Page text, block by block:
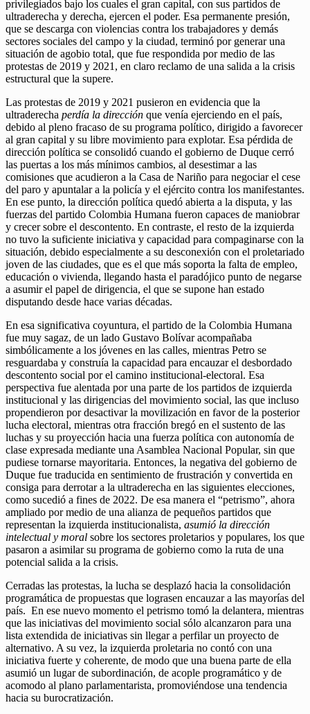
privilegiados bajo los cuales el gran capital, con sus partidos de
ultraderecha y derecha, ejercen el poder. Esa permanente presión,
que se descarga con violencias contra los trabajadores y demás
sectores sociales del campo y la ciudad, terminó por generar una
situación de agobio total, que fue respondida por medio de las
protestas de 2019 y 2021, en claro reclamo de una salida a la crisis
estructural que la supere.
Las protestas de 2019 y 2021 pusieron en evidencia que la
ultraderecha perdía la dirección que venía ejerciendo en el país,
debido al pleno fracaso de su programa político, dirigido a favorecer
al gran capital y su libre movimiento para explotar. Esa pérdida de
dirección política se consolidó cuando el gobierno de Duque cerró
las puertas a los más mínimos cambios, al desestimar a las
comisiones que acudieron a la Casa de Nariño para negociar el cese
del paro y apuntalar a la policía y el ejército contra los manifestantes.
En ese punto, la dirección política quedó abierta a la disputa, y las
fuerzas del partido Colombia Humana fueron capaces de maniobrar
y crecer sobre el descontento. En contraste, el resto de la izquierda
no tuvo la suficiente iniciativa y capacidad para compaginarse con la
situación, debido especialmente a su desconexión con el proletariado
joven de las ciudades, que es el que más soporta la falta de empleo,
educación o vivienda, llegando hasta el paradójico punto de negarse
a asumir el papel de dirigencia, el que se supone han estado
disputando desde hace varias décadas.
En esa significativa coyuntura, el partido de la Colombia Humana
fue muy sagaz, de un lado Gustavo Bolívar acompañaba
simbólicamente a los jóvenes en las calles, mientras Petro se
resguardaba y construía la capacidad para encauzar el desbordado
descontento social por el camino institucional-electoral. Esa
perspectiva fue alentada por una parte de los partidos de izquierda
institucional y las dirigencias del movimiento social, las que incluso
propendieron por desactivar la movilización en favor de la posterior
lucha electoral, mientras otra fracción bregó en el sustento de las
luchas y su proyección hacia una fuerza política con autonomía de
clase expresada mediante una Asamblea Nacional Popular, sin que
pudiese tornarse mayoritaria. Entonces, la negativa del gobierno de
Duque fue traducida en sentimiento de frustración y convertida en
consiga para derrotar a la ultraderecha en las siguientes elecciones,
como sucedió a fines de 2022. De esa manera el “petrismo”, ahora
ampliado por medio de una alianza de pequeños partidos que
representan la izquierda institucionalista, asumió la dirección
intelectual y moral sobre los sectores proletarios y populares, los que
pasaron a asimilar su programa de gobierno como la ruta de una
potencial salida a la crisis.
Cerradas las protestas, la lucha se desplazó hacia la consolidación
programática de propuestas que lograsen encauzar a las mayorías del
país. En ese nuevo momento el petrismo tomó la delantera, mientras
que las iniciativas del movimiento social sólo alcanzaron para una
lista extendida de iniciativas sin llegar a perfilar un proyecto de
alternativo. A su vez, la izquierda proletaria no contó con una
iniciativa fuerte y coherente, de modo que una buena parte de ella
asumió un lugar de subordinación, de acople programático y de
acomodo al plano parlamentarista, promoviéndose una tendencia
hacia su burocratización.